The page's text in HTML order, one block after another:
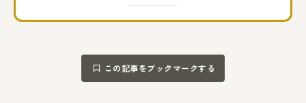
この記事をブックマークする